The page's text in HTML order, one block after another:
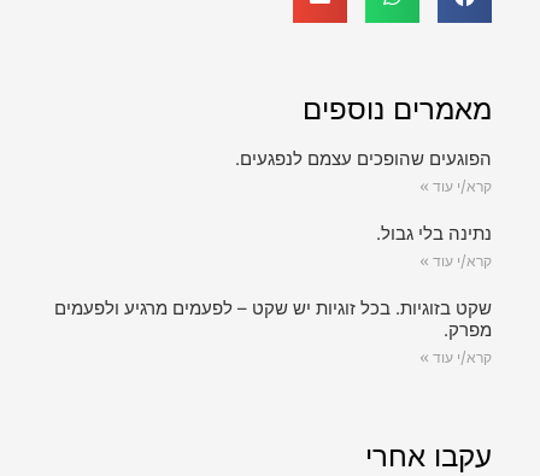
מאמרים נוספים
הפוגעים שהופכים עצמם לנפגעים.
קרא/י עוד »
נתינה בלי גבול.
קרא/י עוד »
שקט בזוגיות. בכל זוגיות יש שקט – לפעמים מרגיע ולפעמים
מפרק.
קרא/י עוד »
עקבו אחרי